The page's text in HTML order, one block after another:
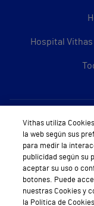
Hospital
Vithas utiliza
la web según sus
para medir la
publicidad según su
aceptar su uso o
botones. Puede
nuestras Cookies y
la Política de